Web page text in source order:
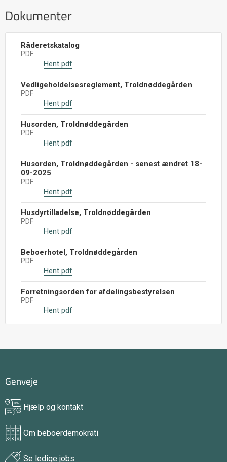
Dokumenter
Råderetskatalog
PDF
Hent pdf
Vedligeholdelsesreglement, Troldnøddegården
PDF
Hent pdf
Husorden, Troldnøddegården
PDF
Hent pdf
Husorden, Troldnøddegården - senest ændret 18-
09-2025
PDF
Hent pdf
Husdyrtilladelse, Troldnøddegården
PDF
Hent pdf
Beboerhotel, Troldnøddegården
PDF
Hent pdf
Forretningsorden for afdelingsbestyrelsen
PDF
Hent pdf
Genveje
Hjælp og kontakt
Om beboerdemokrati
Se ledige jobs